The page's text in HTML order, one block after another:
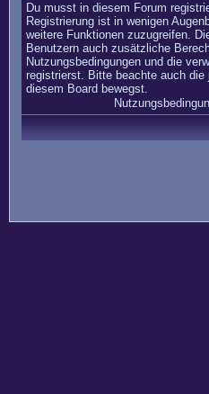
Du musst in diesem Forum
Registrierung ist in wenigen
weitere Funktionen zuzugreifen.
Benutzern auch zusätzliche
Nutzungsbedingungen und die
registrierst. Bitte beachte auch die
diesem Board bewegst.